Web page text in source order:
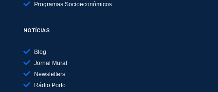
Programas Socioeconômicos
NOTÍCIAS
Blog
Jornal Mural
Newsletters
Rádio Porto